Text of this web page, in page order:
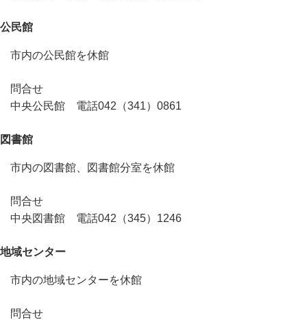
公民館
市内の公民館を休館
問合せ
中央公民館 電話042（341）0861
図書館
市内の図書館、図書館分室を休館
問合せ
中央図書館 電話042（345）1246
地域センター
市内の地域センターを休館
問合せ